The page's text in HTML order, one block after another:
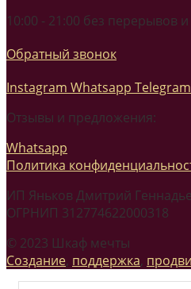
10:00 - 21:00 без перерывов
Обратный звонок
Instagram Whatsapp Telegram
Отзывы и предложения:
Whatsapp
Политика
ИП Яньков Дмитрий
ОГРНИП 312774622000318
© 2023 Шкаф мечты
Создание, поддержка,